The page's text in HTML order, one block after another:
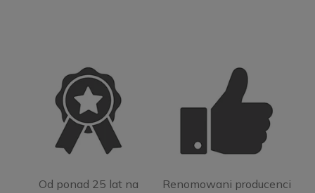
Od ponad 25 lat na
Renomowani producenci